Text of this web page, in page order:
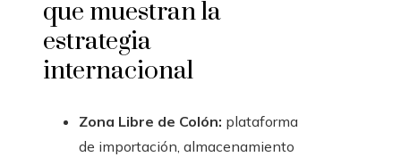
que muestran la
estrategia
internacional
Zona Libre de Colón: plataforma
de importación, almacenamiento